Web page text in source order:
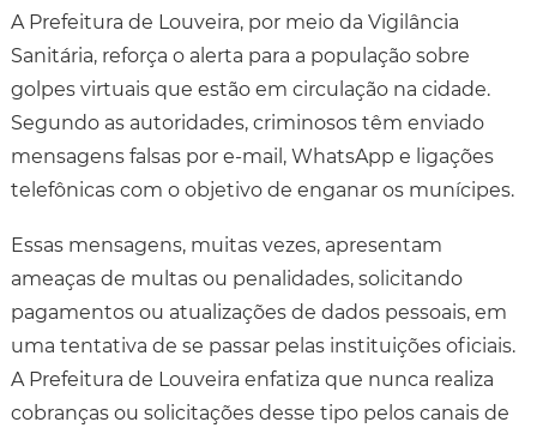
A Prefeitura de Louveira, por meio da Vigilância
Sanitária, reforça o alerta para a população sobre
golpes virtuais que estão em circulação na cidade.
Segundo as autoridades, criminosos têm enviado
mensagens falsas por e-mail, WhatsApp e ligações
telefônicas com o objetivo de enganar os munícipes.
Essas mensagens, muitas vezes, apresentam
ameaças de multas ou penalidades, solicitando
pagamentos ou atualizações de dados pessoais, em
uma tentativa de se passar pelas instituições oficiais.
A Prefeitura de Louveira enfatiza que nunca realiza
cobranças ou solicitações desse tipo pelos canais de